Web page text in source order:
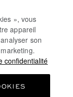
», vous
appareil
son
confidentialité